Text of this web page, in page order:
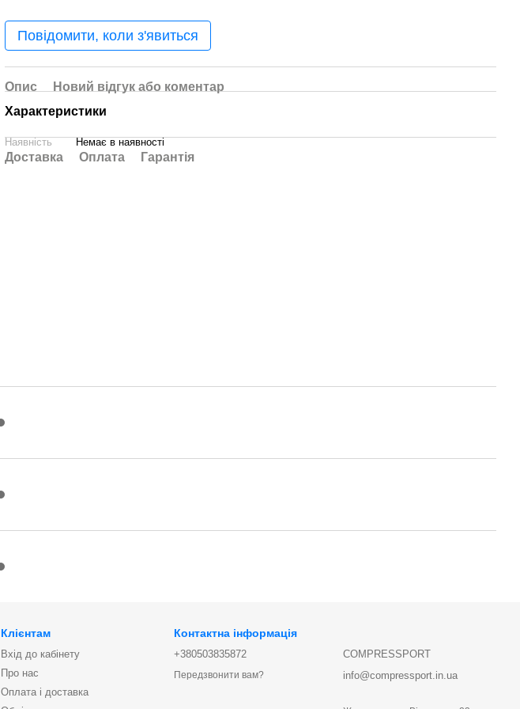
Повідомити, коли з'явиться
Опис
Новий відгук або коментар
Характеристики
Наявність Немає в наявності
Доставка Оплата Гарантія
Клієнтам
Вхід до кабінету
Про нас
Оплата і доставка
Контактна інформація
+380503835872
Передзвонити вам?
COMPRESSPORT
info@compressport.in.ua